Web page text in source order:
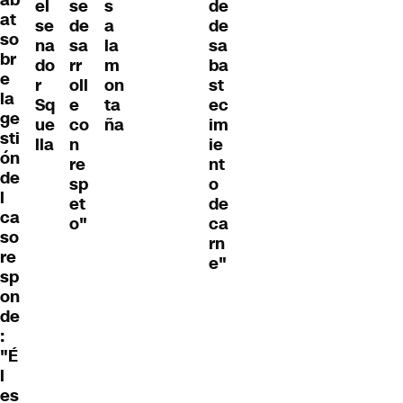
at
so
br
e
la
ge
sti
ón
de
l
ca
so
re
sp
on
de
:
"É
l
es
el
se
na
do
r
Sq
ue
lla
se
de
sa
rr
oll
e
co
n
re
sp
et
o"
s
a
la
m
on
ta
ña
de
de
sa
ba
st
ec
im
ie
nt
o
de
ca
rn
e"